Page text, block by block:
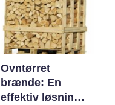
Ovntørret
brænde: En
effektiv løsning